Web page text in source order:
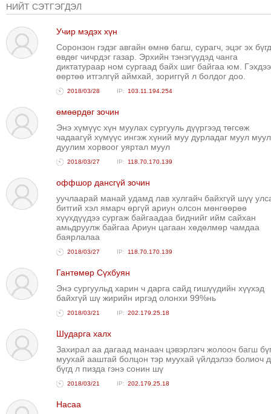
ТОЙРОНД
ГРАНАТ
ДЭЛБЭРСЭН
ОСЛЫН
ТОДОТГОЛЫН
ЭРГЭН
СОНГУУЛИЙН
ЭРГЭН
ТОЙРОНД
ЭРГЭН
ТОЙРОНД
ЭРГЭН
ТОЙРОНД
НИЙТ СЭТГЭГДЭЛ
Учир мэдэх хүн
Соронзон гэдэг авгайн өмнө багш, сурагч, эцэг эх бүгд
өвдөг чичрдэг газар. Эрхийн тэнэгүүдэд чанга
диктатураар ном сургаад байх шиг байгаа юм. Гэхдээ
өөртөө итгэлгүй аймхай, зориггүй л болдог доо.
2018/03/28 103.11.194.254
өмөөрдөг зочин
Энэ хүмүүс хүн муулах сургууль дүүргээд төгсөж
чадаагүй хүмүүс ингэж хүний муу дурладаг муул муул
дуулим хорвоог уяртал муул
2018/03/27 118.70.170.139
оффшор дансгүй зочин
уучлаарай манай удамд лав хулгайч байхгүй шүү
битгий хэл ямарч өргүй ариун олсон мөнгөөрөө
хүүхдүүдээ сургаж байгаадаа биднийг ийм сайхан
амьдруулж байгаа Ариун цагаан хөдөлмөр чамдаа
баярлалаа
2018/03/27 118.70.170.139
Гантөмөр Сүхбуян
Энэ сургуульд харин ч дарга сайд гишүүдийн хүүхэд
байхгүй шү жирийн иргэд олонхи 99%нь
2018/03/21 202.179.25.18
Шударга халх
Захирал аа дагаад манаач цэвэрлэгч жолооч багш
муухай ааштай болцон тэр муухай үйлдэлээ болиоч
бүгд л пизда гэнэ сонин шү
2018/03/21 202.179.25.18
Насаа